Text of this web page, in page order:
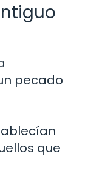
pecado
que